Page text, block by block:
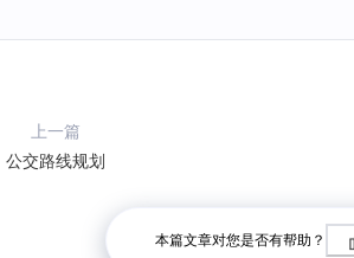
= steps[ i]
)
上一篇
公交路线规划
本篇文章对您是否有帮助？